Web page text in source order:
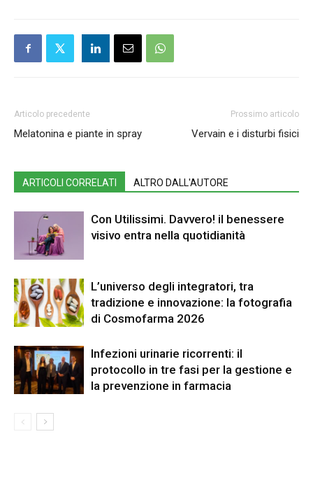
Articolo precedente
Melatonina e piante in spray
Prossimo articolo
Vervain e i disturbi fisici
ARTICOLI CORRELATI ALTRO DALL'AUTORE
Con Utilissimi. Davvero! il benessere
visivo entra nella quotidianità
L’universo degli integratori, tra
tradizione e innovazione: la fotografia
di Cosmofarma 2026
Infezioni urinarie ricorrenti: il
protocollo in tre fasi per la gestione e
la prevenzione in farmacia